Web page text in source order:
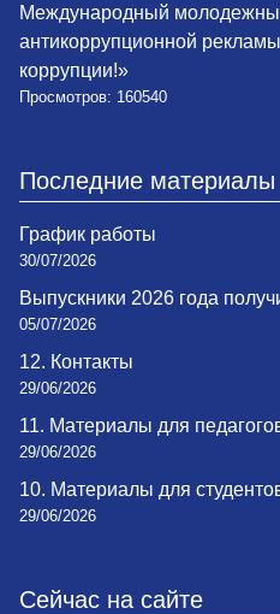
Международный
антикоррупционной
коррупции!»
Просмотров: 160540
Последние материалы
График работы
30/07/2026
Выпускники 2026 года
05/07/2026
12. Контакты
29/06/2026
11. Материалы для
29/06/2026
10. Материалы для
29/06/2026
Сейчас на сайте